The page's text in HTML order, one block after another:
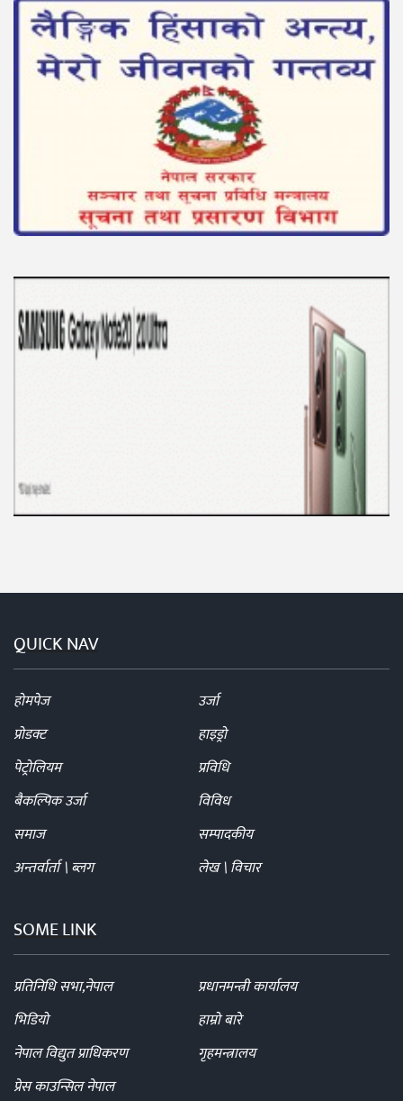
QUICK NAV
होमपेज
उर्जा
प्रोडक्ट
हाइड्रो
पेट्रोलियम
प्रविधि
बैकल्पिक उर्जा
विविध
समाज
सम्पादकीय
अन्तर्वार्ता \ ब्लग
लेख \ विचार
SOME LINK
प्रतिनिधि सभा,नेपाल
प्रधानमन्त्री कार्यालय
भिडियो
हाम्रो बारे
नेपाल विद्युत प्राधिकरण
गृहमन्त्रालय
प्रेस काउन्सिल नेपाल